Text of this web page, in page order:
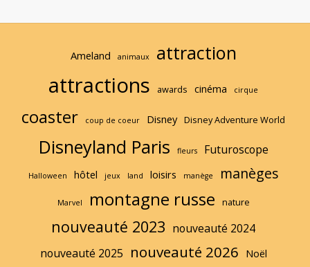
o
e
Ameland animaux attraction
attractions awards cinéma cirque
coaster coup de coeur Disney Disney Adventure World
Disneyland Paris fleurs Futuroscope
Halloween hôtel jeux land loisirs manège manèges
Marvel montagne russe nature
nouveauté 2023 nouveauté 2024
nouveauté 2025 nouveauté 2026 Noël